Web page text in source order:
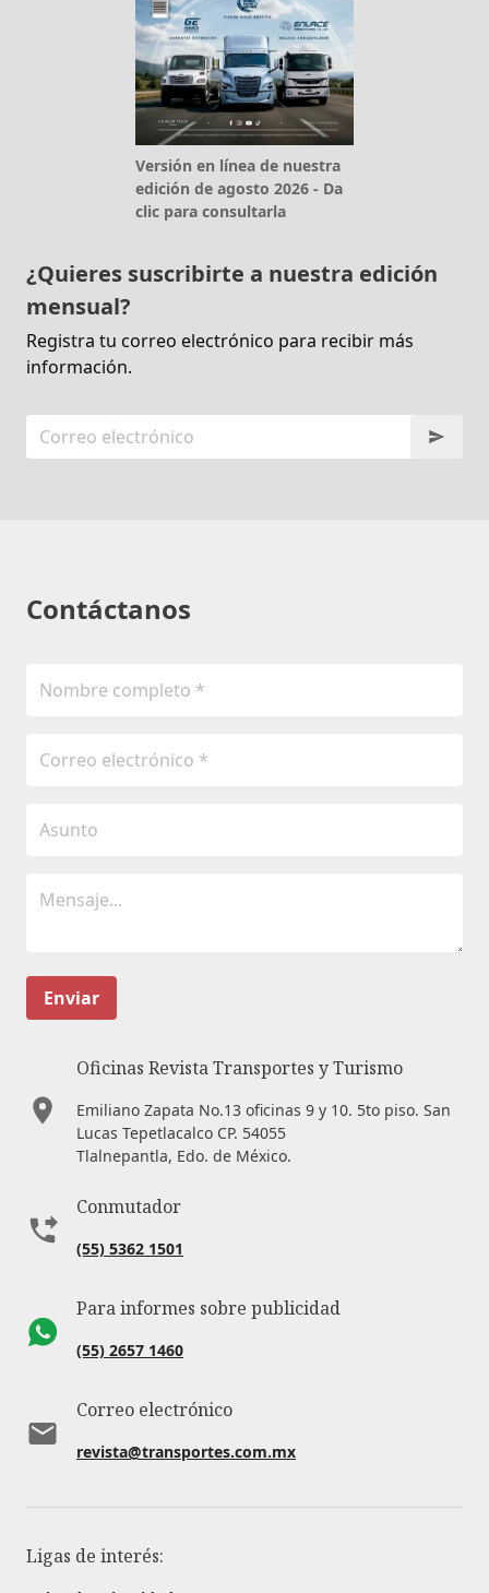
Versión en línea de nuestra
edición de agosto 2026 - Da
clic para consultarla
¿Quieres suscribirte a nuestra edición
mensual?
Registra tu correo electrónico para recibir más
información.
Contáctanos
Enviar
Oficinas Revista Transportes y Turismo
Emiliano Zapata No.13 oficinas 9 y 10. 5to piso. San
Lucas Tepetlacalco CP. 54055
Tlalnepantla, Edo. de México.
Conmutador
(55) 5362 1501
Para informes sobre publicidad
(55) 2657 1460
Correo electrónico
revista@transportes.com.mx
Ligas de interés: